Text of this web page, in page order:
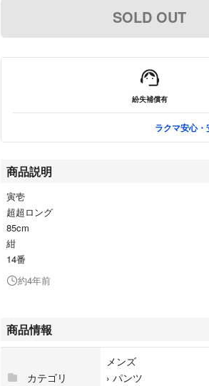
SOLD OUT
紛失補償有
ラクマ安心
商品説明
寅壱
超超ロング
85cm
紺
14番
約4年前
商品情報
カテゴリ
メンズ
› パンツ